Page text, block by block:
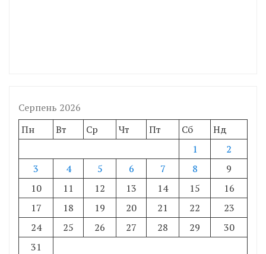
Серпень 2026
Пн
Вт Ср Чт Пт Сб
Нд
1
2
3
4 5 6 7 8
9
10
11 12 13 14 15
16
17
18 19 20 21 22
23
24
25 26 27 28 29
30
31